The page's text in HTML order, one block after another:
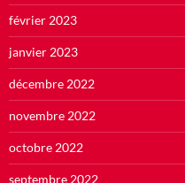
février 2023
janvier 2023
décembre 2022
novembre 2022
octobre 2022
septembre 2022